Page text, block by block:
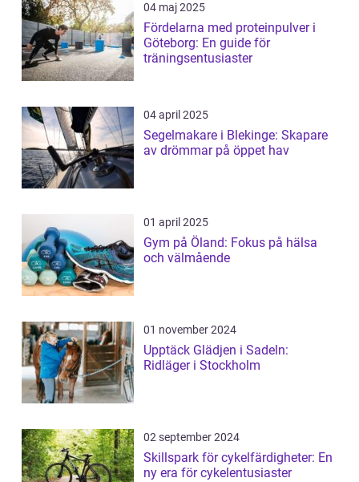
04 maj 2025
Fördelarna med proteinpulver i
Göteborg: En guide för
träningsentusiaster
04 april 2025
Segelmakare i Blekinge: Skapare
av drömmar på öppet hav
01 april 2025
Gym på Öland: Fokus på hälsa
och välmående
01 november 2024
Upptäck Glädjen i Sadeln:
Ridläger i Stockholm
02 september 2024
Skillspark för cykelfärdigheter: En
ny era för cykelentusiaster